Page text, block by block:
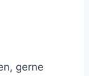
gerne